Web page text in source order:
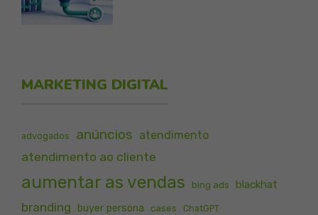
MARKETING DIGITAL
advogados anúncios atendimento
atendimento ao cliente
aumentar as vendas bing ads blackhat
branding buyer persona cases ChatGPT